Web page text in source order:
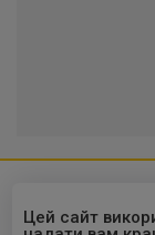
2010-
Цей сайт